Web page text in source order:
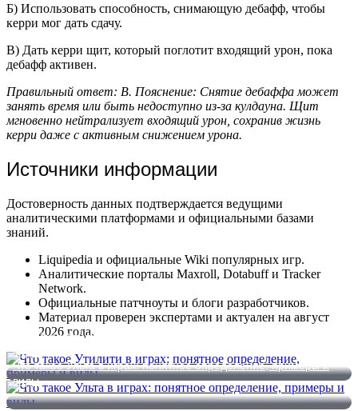
Б) Использовать способность, снимающую дебафф, чтобы
керри мог дать сдачу.
В) Дать керри щит, который поглотит входящий урон, пока
дебафф активен.
Правильный ответ: В. Пояснение: Снятие дебаффа может
занять время или быть недоступно из-за кулдауна. Щит
мгновенно нейтрализует входящий урон, сохранив жизнь
керри даже с активным снижением урона.
Источники информации
Достоверность данных подтверждается ведущими
аналитическими платформами и официальными базами
знаний.
Liquipedia и официальные Wiki популярных игр.
Аналитические порталы Maxroll, Dotabuff и Tracker
Network.
Официальные патчноуты и блоги разработчиков.
Материал проверен экспертами и актуален на август
2026 года.
Что такое Утилити в играх: понятное определение, примеры и
виды
Что такое Ульта в играх: понятное определение, примеры и
виды